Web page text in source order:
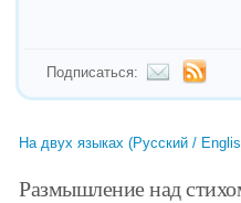
Подписаться:
На двух языках (Русский /
Размышление над